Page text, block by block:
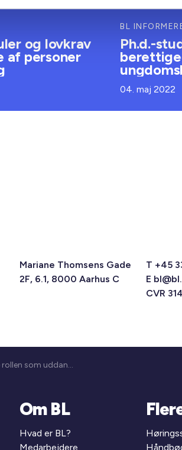
og lovkrav
af personer
BL
Ph.d.-
04. maj 2022
Mariane Thomsens Gade
2F, 6.1, 8000 Aarhus C
T +45
E
CVR
Vil I afprøve rollen som uddannelsessted for HK-elever?
Om BL
Hvad er BL?
Medarbejdere